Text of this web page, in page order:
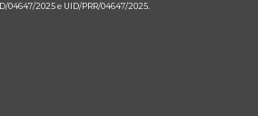
2025 e UID/PRR/04647/2025.